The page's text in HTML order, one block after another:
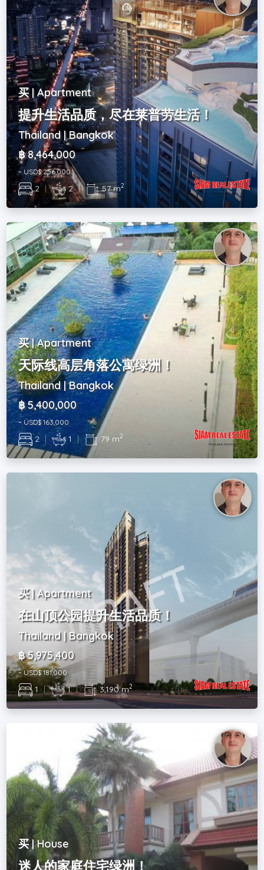
买 | Apartment
提升生活品质，尽在莱普劳生活！
Thailand | Bangkok
฿ 8,464,000
~ USD$ 256,000
2 | 2 | 57 m2
买 | Apartment
天际线高层角落公寓绿洲！
Thailand | Bangkok
฿ 5,400,000
~ USD$ 163,000
2 | 1 | 79 m2
买 | Apartment
在山顶公园提升生活品质！
Thailand | Bangkok
฿ 5,975,400
~ USD$ 181,000
1 | 1 | 3,190 m2
买 | House
迷人的家庭住宅绿洲！